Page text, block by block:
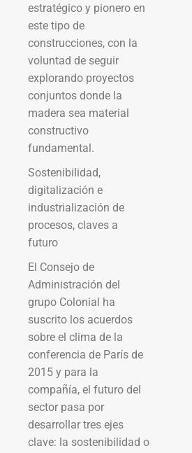
estratégico y pionero en
este tipo de
construcciones, con la
voluntad de seguir
explorando proyectos
conjuntos donde la
madera sea material
constructivo
fundamental.
Sostenibilidad,
digitalización e
industrialización de
procesos, claves a
futuro
El Consejo de
Administración del
grupo Colonial ha
suscrito los acuerdos
sobre el clima de la
conferencia de París de
2015 y para la
compañía, el futuro del
sector pasa por
desarrollar tres ejes
clave: la sostenibilidad o